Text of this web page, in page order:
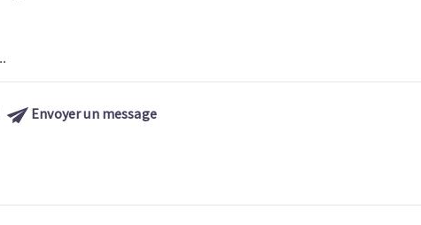
Envoyer un message